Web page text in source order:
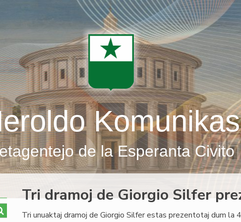
Komunikas
de la Esperanta Civito
Tri dramoj de Giorgio Silfer
Tri unuaktaj dramoj de Giorgio Silfer estas prezentotaj dum la 4